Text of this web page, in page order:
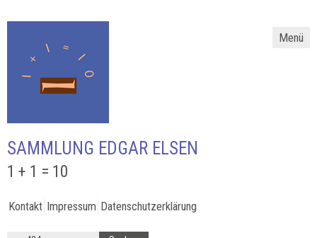
Menü
SAMMLUNG EDGAR ELSEN
1 + 1 = 10
Kontakt Impressum Datenschutzerklärung